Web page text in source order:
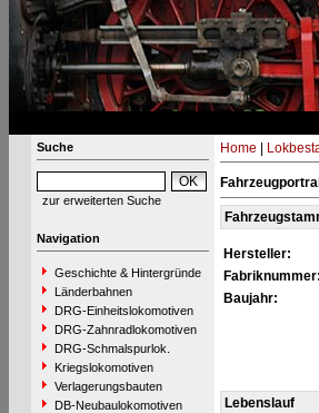
Suche
zur erweiterten Suche
Navigation
Geschichte & Hintergründe
Länderbahnen
DRG-Einheitslokomotiven
DRG-Zahnradlokomotiven
DRG-Schmalspurlok.
Kriegslokomotiven
Verlagerungsbauten
DB-Neubaulokomotiven
Home
Hersteller:
Fabriknummer:
Baujahr:
Lebenslauf